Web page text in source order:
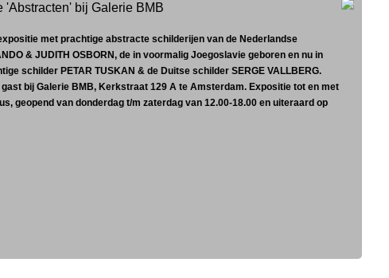
'Abstracten' bij Galerie BMB
met prachtige abstracte schilderijen van de Nederlandse
& JUDITH OSBORN, de in voormalig Joegoslavie geboren en nu in
schilder PETAR TUSKAN & de Duitse schilder SERGE VALLBERG.
bij Galerie BMB, Kerkstraat 129 A te Amsterdam. Expositie tot en met
geopend van donderdag t/m zaterdag van 12.00-18.00 en uiteraard op